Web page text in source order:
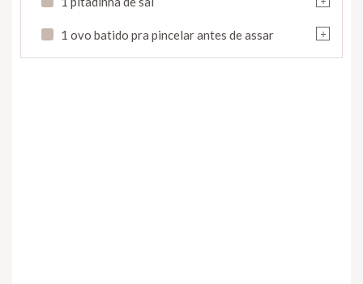
+
1 ovo batido pra pincelar antes de assar